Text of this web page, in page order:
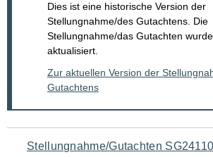
Dies ist eine historische Version der
Stellungnahme/des Gutachtens. Die
Stellungnahme/das Gutachten
aktualisiert.
Zur aktuellen Version der
Gutachtens
Navigation
Stellungnahme/Gutachten